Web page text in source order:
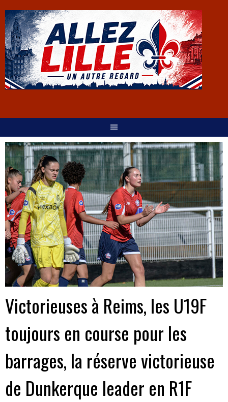
Victorieuses à Reims, les U19F
toujours en course pour les
barrages, la réserve victorieuse
de Dunkerque leader en R1F